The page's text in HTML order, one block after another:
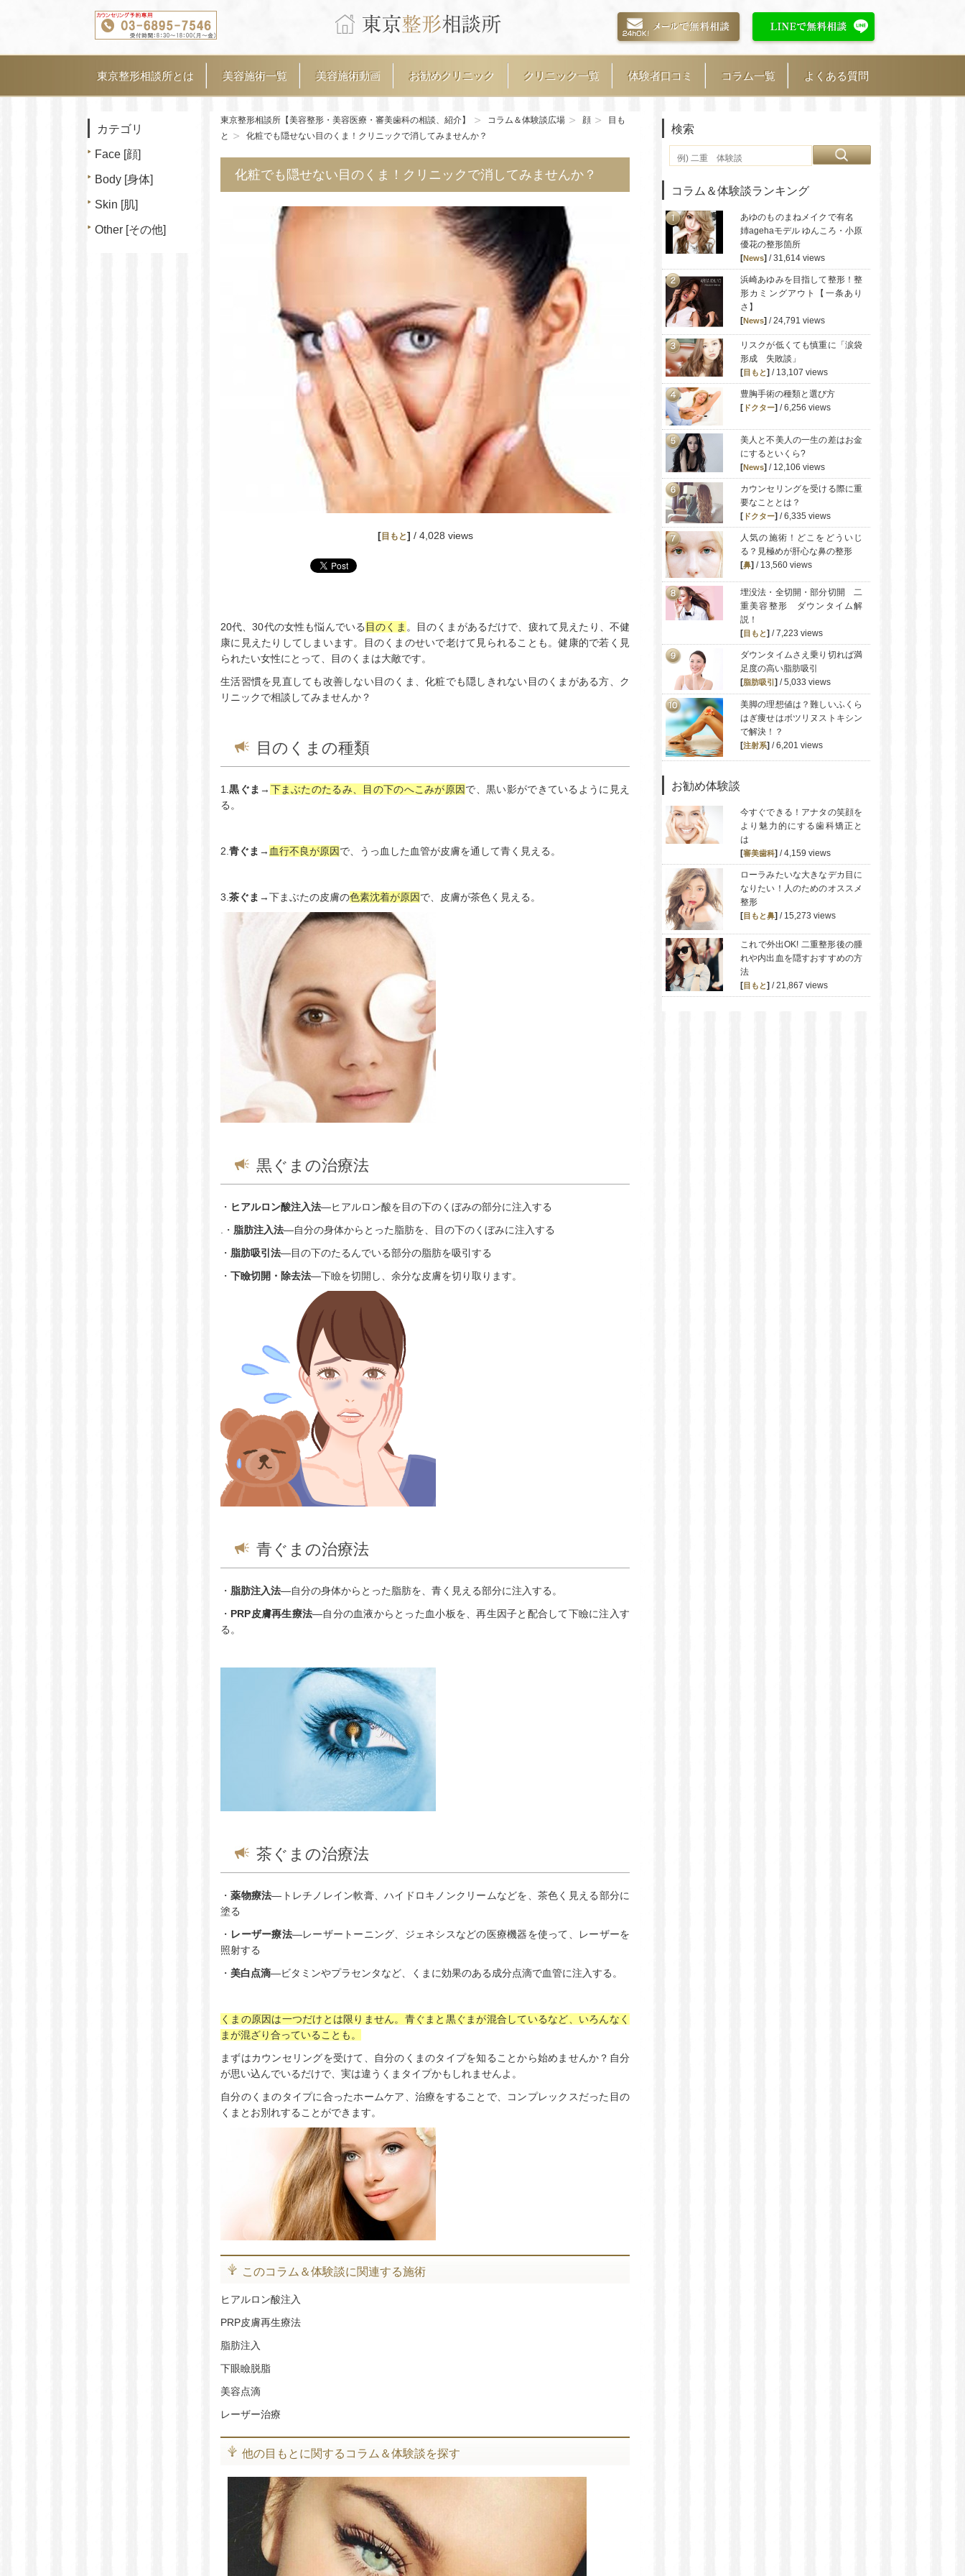
東京整形相談所とは 美容施術一覧 美容施術動画 お勧めクリニック クリニック一覧 体験者口コミ コラム一覧 よくある質問
カテゴリ
Face [顔]
Body [身体]
Skin [肌]
Other [その他]
東京整形相談所【美容整形・美容医療・審美歯科の相談、紹介】 コラム＆体験談広場 顔
目も
と
化粧でも隠せない目のくま！クリニックで消してみませんか？
化粧でも隠せない目のくま！クリニックで消してみませんか？
[目もと] / 4,028 views
20代、30代の女性も悩んでいる 目のくま 。目のくまがあるだけで、疲れて見えたり、不健
康に見えたりしてしまいます。目のくまのせいで老けて見られることも。健康的で若く見
られたい女性にとって、目のくまは大敵です。
生活習慣を見直しても改善しない目のくま、化粧でも隠しきれない目のくまがある方、ク
リニックで相談してみませんか？
目のくまの種類
1. 黒ぐま → 下まぶたのたるみ、目の下のへこみが原因で、黒い影ができているように見え
る。
2. 青ぐま → 血行不良が原因で、うっ血した血管が皮膚を通して青く見える。
3. 茶ぐま →下まぶたの皮膚の色素沈着が原因で、皮膚が茶色く見える。
黒ぐまの治療法
・ ヒアルロン酸注入法―ヒアルロン酸を目の下のくぼみの部分に注入する
.・ 脂肪注入法―自分の身体からとった脂肪を、目の下のくぼみに注入する
・ 脂肪吸引法―目の下のたるんでいる部分の脂肪を吸引する
・ 下瞼切開・除去法―下瞼を切開し、余分な皮膚を切り取ります。
青ぐまの治療法
・ 脂肪注入法―自分の身体からとった脂肪を、青く見える部分に注入する。
・ PRP皮膚再生療法―自分の血液からとった血小板を、再生因子と配合して下瞼に注入す
る。
茶ぐまの治療法
・薬物療法―トレチノレイン軟膏、ハイドロキノンクリームなどを、茶色く見える部分に
塗る
・ レーザー療法―レーザートーニング、ジェネシスなどの医療機器を使って、レーザーを
照射する
・ 美白点滴―ビタミンやプラセンタなど、くまに効果のある成分点滴で血管に注入する。
くまの原因は一つだけとは限りません。青ぐまと黒ぐまが混合しているなど、いろんなく
まが混ざり合っていることも。
まずはカウンセリングを受けて、自分のくまのタイプを知ることから始めませんか？自分
が思い込んでいるだけで、実は違うくまタイプかもしれませんよ。
自分のくまのタイプに合ったホームケア、治療をすることで、コンプレックスだった目の
くまとお別れすることができます。
このコラム＆体験談に関連する施術
ヒアルロン酸注入
PRP皮膚再生療法
脂肪注入
下眼瞼脱脂
美容点滴
レーザー治療
他の目もとに関するコラム＆体験談を探す
検索
コラム＆体験談ランキング
あゆのものまねメイクで有名
姉agehaモデル ゆんころ・小原
優花の整形箇所
[News] / 31,614 views
浜崎あゆみを目指して整形！整
形カミングアウト【一条あり
さ】
[News] / 24,791 views
リスクが低くても慎重に「涙袋
形成 失敗談」
[目もと] / 13,107 views
豊胸手術の種類と選び方
[ ドクター] / 6,256 views
美人と不美人の一生の差はお金
にするといくら?
[News] / 12,106 views
カウンセリングを受ける際に重
要なこととは？
[ ドクター] / 6,335 views
人気の施術！どこをどういじ
る？見極めが肝心な鼻の整形
[鼻] / 13,560 views
埋没法・全切開・部分切開 二
重美容整形 ダウンタイム解
説！
[目もと] / 7,223 views
ダウンタイムさえ乗り切れば満
足度の高い脂肪吸引
[脂肪吸引 ] / 5,033 views
美脚の理想値は？難しいふくら
はぎ痩せはボツリヌストキシン
で解決！？
[注射系] / 6,201 views
お勧め体験談
今すぐできる！アナタの笑顔を
より魅力的にする歯科矯正と
は
[審美歯科] / 4,159 views
ローラみたいな大きなデカ目に
なりたい！人のためのオススメ
整形
[目もと鼻] / 15,273 views
これで外出OK! 二重整形後の腫
れや内出血を隠すおすすめの方
法
[目もと] / 21,867 views